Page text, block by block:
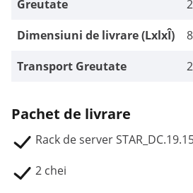
Greutate
Dimensiuni de livrare (LxlxÎ)
Transport Greutate
Pachet de livrare
Rack de server
2 chei